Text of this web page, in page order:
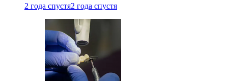
2 года спустя2 года спустя